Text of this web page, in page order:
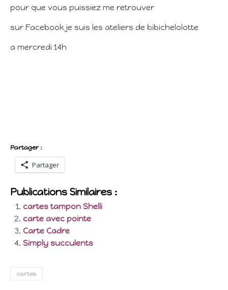
pour que vous puissiez me retrouver
sur Facebook je suis les ateliers de bibichelolotte
a mercredi 14h
Partager :
Partager
Publications Similaires :
cartes tampon Shelli
carte avec pointe
Carte Cadre
Simply succulents
cartes